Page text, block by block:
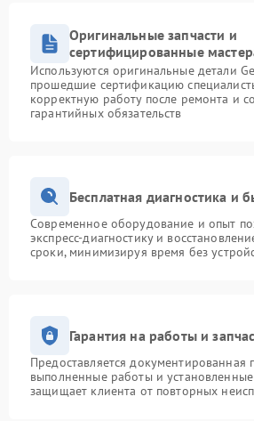
Оригинальные запчасти и
сертифицированные
Используются оригинальные детали
прошедшие сертификацию
корректную работу после ремонта и
гарантийных обязательств
Бесплатная диагностика и
Современное оборудование и опыт
экспресс-диагностику и
сроки, минимизируя время без
Гарантия на работы и
Предоставляется документированная
выполненные работы и установленные
защищает клиента от повторных